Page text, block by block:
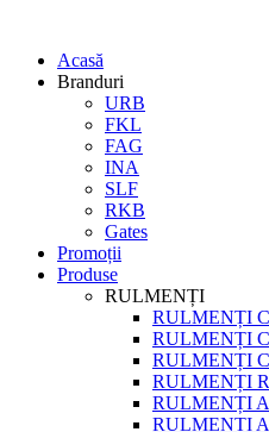
Acasă
Branduri
URB
FKL
FAG
INA
SLF
RKB
Gates
Promoții
Produse
RULMENȚI
RULMENȚI
RULMENȚI
RULMENȚI
RULMENȚI
RULMENȚI
RULMENȚI